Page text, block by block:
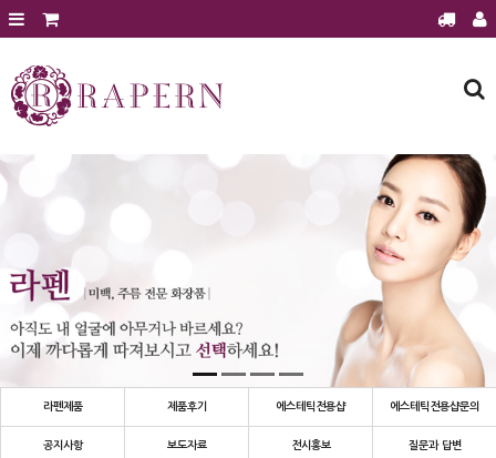
회원가입 로그인
에스테틱 전용샵
에스테틱샵 이달의 행사
제품후기
공지사항
전시홍보
질문과 답변
라펜제품 제품후기 에스테틱전용샵 에스테틱전용샵문의
공지사항 보도자료 전시홍보 질문과 답변